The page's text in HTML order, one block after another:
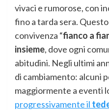
vivaci e rumorose, con
fino a tarda sera.
convivenza “fianco a
insieme, dove ogni
abitudini. Negli ultimi
di cambiamento: alcuni
maggiormente a eventi
progressivamente il